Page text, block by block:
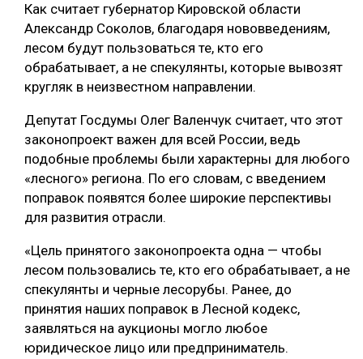
СУШКА ДРЕВЕСИНЫ
МЕБЕЛЬНОЕ ПРОИЗВОДСТВО
Как считает губернатор Кировской области
Александр Соколов, благодаря нововведениям,
лесом будут пользоваться те, кто его
обрабатывает, а не спекулянты, которые вывозят
кругляк в неизвестном направлении.
Депутат Госдумы Олег Валенчук считает, что этот
законопроект важен для всей России, ведь
подобные проблемы были характерны для любого
«лесного» региона. По его словам, с введением
поправок появятся более широкие перспективы
для развития отрасли.
«Цель принятого законопроекта одна — чтобы
лесом пользовались те, кто его обрабатывает, а не
спекулянты и черные лесорубы. Ранее, до
принятия наших поправок в Лесной кодекс,
заявляться на аукционы могло любое
юридическое лицо или предприниматель.